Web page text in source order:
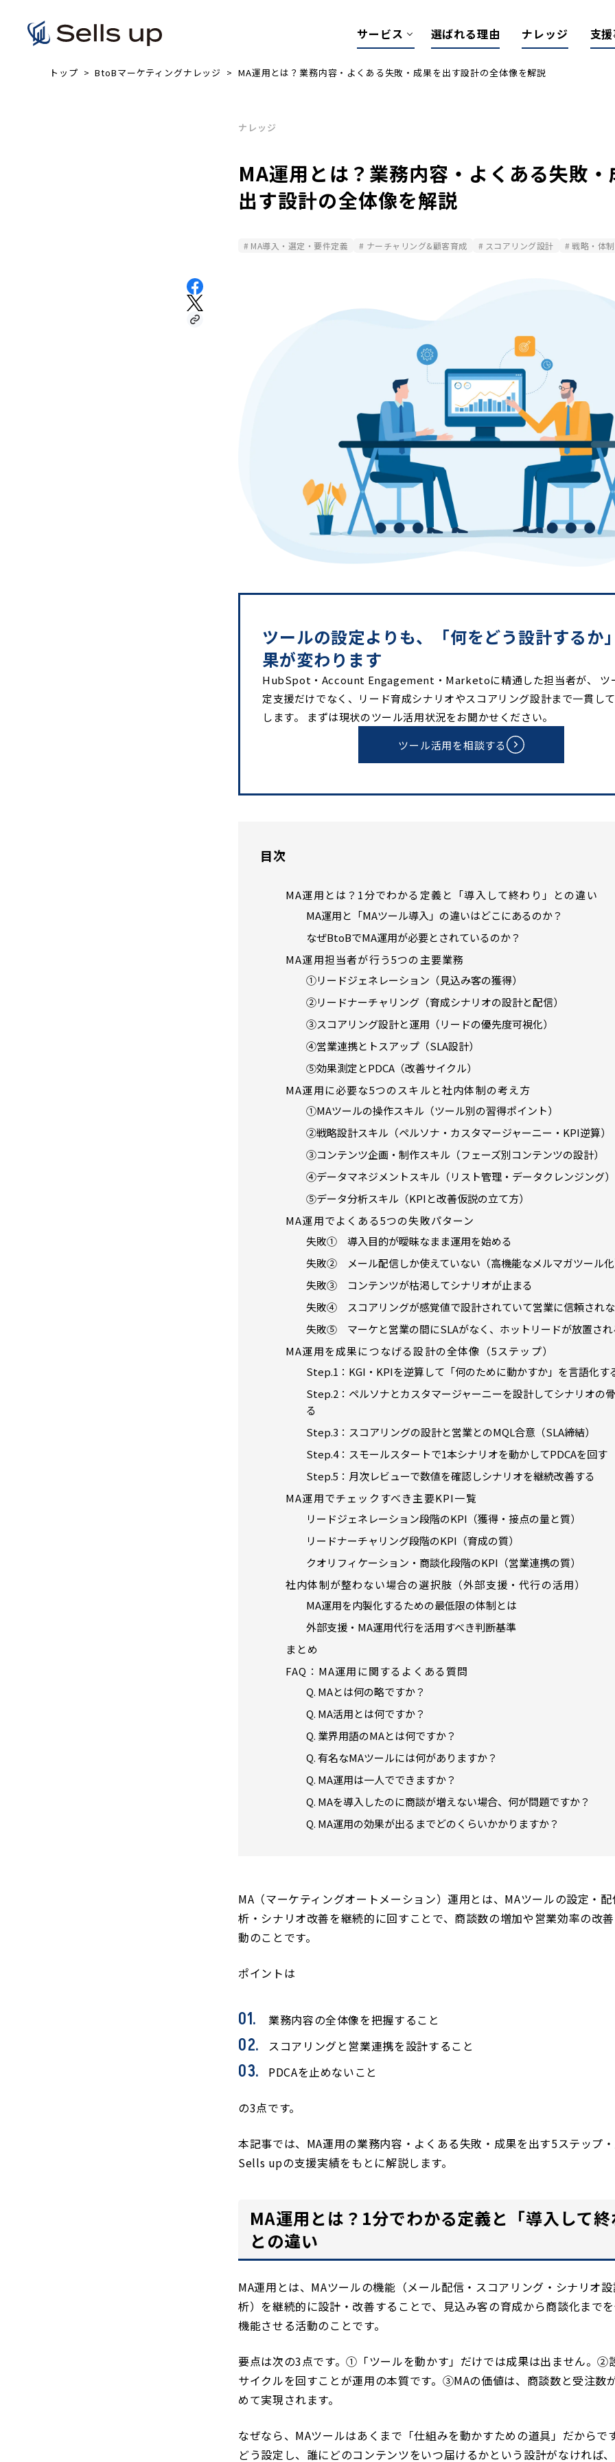
サービス
BtoBマーケティング支援
選ばれる理由 ナレッジ 支
トップ BtoBマーケティングナレッジ MA運用とは？業務内容・よくある失敗・成果を出す設計の全体像を解説
ナレッジ
MA運用とは？業務内容・よくある失敗・
出す設計の全体像を解説
MA導入・選定・要件定義 ナーチャリング&顧客育成 スコアリング設計 戦略・体
ツールの設定よりも、「何をどう設計するか
果が変わります
HubSpot・Account Engagement・Marketoに精通した担当者が、 ツ
定支援だけでなく、リード育成シナリオやスコアリング設計まで一貫し
します。 まずは現状のツール活用状況をお聞かせください。
ツール活用を相談する
目次
MA運用とは？1分でわかる定義と「導入して終わり」との違い
MA運用と「MAツール導入」の違いはどこにあるのか？
なぜBtoBでMA運用が必要とされているのか？
MA運用担当者が行う5つの主要業務
①リードジェネレーション（見込み客の獲得）
②リードナーチャリング（育成シナリオの設計と配信）
③スコアリング設計と運用（リードの優先度可視化）
④営業連携とトスアップ（SLA設計）
⑤効果測定とPDCA（改善サイクル）
MA運用に必要な5つのスキルと社内体制の考え方
①MAツールの操作スキル（ツール別の習得ポイント）
②戦略設計スキル（ペルソナ・カスタマージャーニー・KPI逆算）
③コンテンツ企画・制作スキル（フェーズ別コンテンツの設計）
④データマネジメントスキル（リスト管理・データクレンジング）
⑤データ分析スキル（KPIと改善仮説の立て方）
MA運用でよくある5つの失敗パターン
失敗① 導入目的が曖昧なまま運用を始める
失敗② メール配信しか使えていない（高機能なメルマガツール化
失敗③ コンテンツが枯渇してシナリオが止まる
失敗④ スコアリングが感覚値で設計されていて営業に信頼され
失敗⑤ マーケと営業の間にSLAがなく、ホットリードが放置され
MA運用を成果につなげる設計の全体像（5ステップ）
Step.1：KGI・KPIを逆算して「何のために動かすか」を言語化す
Step.2：ペルソナとカスタマージャーニーを設計してシナリオの
る
Step.3：スコアリングの設計と営業とのMQL合意（SLA締結）
Step.4：スモールスタートで1本シナリオを動かしてPDCAを回す
Step.5：月次レビューで数値を確認しシナリオを継続改善する
MA運用でチェックすべき主要KPI一覧
リードジェネレーション段階のKPI（獲得・接点の量と質）
リードナーチャリング段階のKPI（育成の質）
クオリフィケーション・商談化段階のKPI（営業連携の質）
社内体制が整わない場合の選択肢（外部支援・代行の活用）
MA運用を内製化するための最低限の体制とは
外部支援・MA運用代行を活用すべき判断基準
まとめ
FAQ：MA運用に関するよくある質問
Q. MAとは何の略ですか？
Q. MA活用とは何ですか？
Q. 業界用語のMAとは何ですか？
Q. 有名なMAツールには何がありますか？
Q. MA運用は一人でできますか？
Q. MAを導入したのに商談が増えない場合、何が問題ですか？
Q. MA運用の効果が出るまでどのくらいかかりますか？
MA（マーケティングオートメーション）運用とは、MAツールの設定・
析・シナリオ改善を継続的に回すことで、商談数の増加や営業効率の改
動のことです。
ポイントは
業務内容の全体像を把握すること
スコアリングと営業連携を設計すること
PDCAを止めないこと
の3点です。
本記事では、MA運用の業務内容・よくある失敗・成果を出す5ステップ・
Sells upの支援実績をもとに解説します。
MA運用とは？1分でわかる定義と「導入して終
との違い
MA運用とは、MAツールの機能（メール配信・スコアリング・シナリオ
析）を継続的に設計・改善することで、見込み客の育成から商談化まで
機能させる活動のことです。
要点は次の3点です。①「ツールを動かす」だけでは成果は出ません。②
サイクルを回すことが運用の本質です。③MAの価値は、商談数と受注数
めて実現されます。
なぜなら、MAツールはあくまで「仕組みを動かすための道具」だからで
どう設定し、誰にどのコンテンツをいつ届けるかという設計がなければ